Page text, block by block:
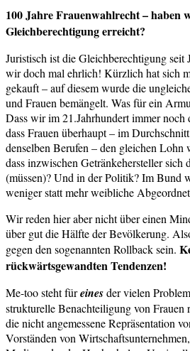
100 Jahre Frauenwahlrecht – haben
Gleichberechtigung erreicht?
Juristisch ist die Gleichberechtigung seit
wir doch mal ehrlich! Kürzlich hat sich
gekauft – auf diesem wurde die
und Frauen bemängelt. Was für ein
Dass wir im 21.Jahrhundert immer noch
dass Frauen überhaupt – im
denselben Berufen – den gleichen Lohn
dass inzwischen Getränkehersteller sich
(müssen)? Und in der Politik? Im Bund
weniger statt mehr weibliche
Wir reden hier aber nicht über einen
über gut die Hälfte der Bevölkerung.
gegen den sogenannten Rollback sein.
rückwärtsgewandten Tendenzen!
Me-too steht füreinesder vielen
strukturelle Benachteiligung von Frauen
die nicht angemessene Repräsentation
Vorständen von